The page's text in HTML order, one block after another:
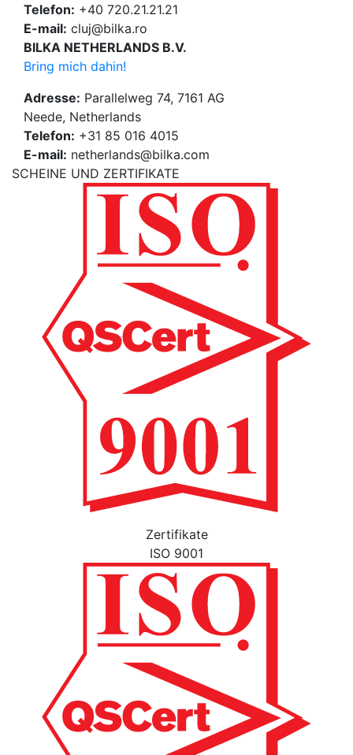
Telefon: +40 720.21.21.21
E-mail: cluj@bilka.ro
BILKA NETHERLANDS B.V.
Bring mich dahin!
Adresse: Parallelweg 74, 7161 AG
Neede, Netherlands
Telefon: +31 85 016 4015
E-mail: netherlands@bilka.com
SCHEINE UND ZERTIFIKATE
Zertifikate
ISO 9001